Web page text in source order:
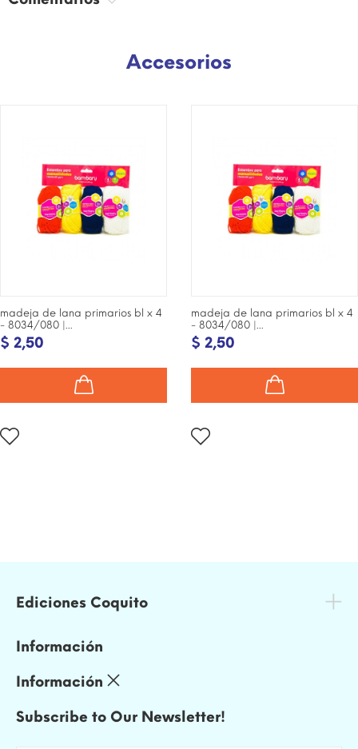
Accesorios
madeja de lana primarios bl x 4
- 8034/080 |...
$ 2,50
madeja de lana primarios bl x 4
- 8034/080 |...
$ 2,50
Ediciones Coquito
Información
Información
Subscribe to Our Newsletter!